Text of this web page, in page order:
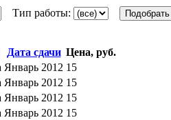
Тип работы:
Дата сдачи Цена, руб.
Январь 2012 15
Январь 2012 15
Январь 2012 15
Январь 2012 15